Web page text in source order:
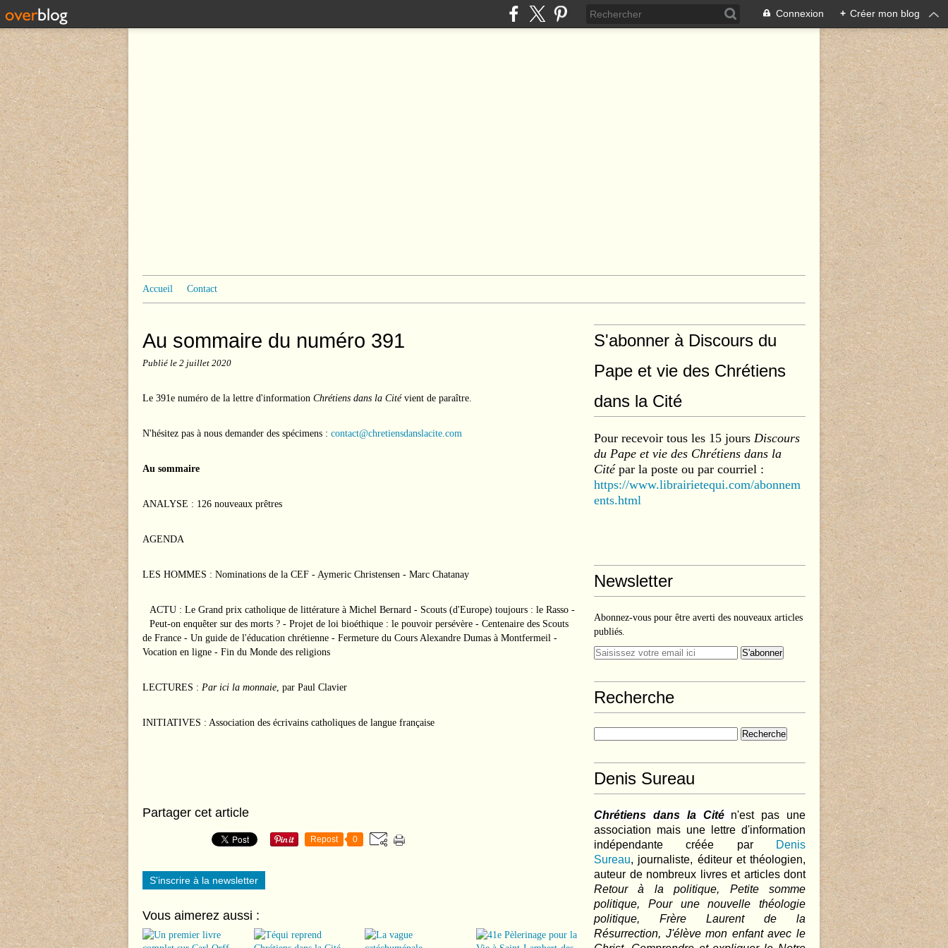
Connexion + Créer mon blog
Accueil Contact
Au sommaire du numéro 391
Publié le 2 juillet 2020
Le 391e numéro de la lettre d'information Chrétiens dans la Citévient de paraître.
N'hésitez pas à nous demander des spécimens : contact@chretiensdanslacite.com
Au sommaire
ANALYSE : 126 nouveaux prêtres
AGENDA
LES HOMMES : Nominations de la CEF - Aymeric Christensen - Marc Chatanay
ACTU : Le Grand prix catholique de littérature à Michel Bernard - Scouts (d'Europe) toujours : le Rasso -
Peut-on enquêter sur des morts ? - Projet de loi bioéthique : le pouvoir persévère - Centenaire des Scouts
de France - Un guide de l'éducation chrétienne - Fermeture du Cours Alexandre Dumas à Montfermeil -
Vocation en ligne - Fin du Monde des religions
LECTURES : Par ici la monnaie, par Paul Clavier
INITIATIVES : Association des écrivains catholiques de langue française
Partager cet article
Repost 0
S'inscrire à la newsletter
Vous aimerez aussi :
S'abonner à Discours du
Pape et vie des Chrétiens
dans la Cité
Pour recevoir tous les 15 jours Discours
du Pape et vie des Chrétiens dans la
Citépar la poste ou par courriel :
https://www.librairietequi.com/abonnem
ents.html
Newsletter
Abonnez-vous pour être averti des nouveaux articles
publiés.
Recherche
Denis Sureau
Chrétiens dans la Cité
n'est pas une
association mais une lettre d'information
indépendante créée par
Denis
Sureau, journaliste, éditeur et théologien,
auteur de nombreux livres et articles dont
Retour à la politique, Petite somme
politique, Pour une nouvelle théologie
politique, Frère Laurent de la
Résurrection, J'élève mon enfant avec le